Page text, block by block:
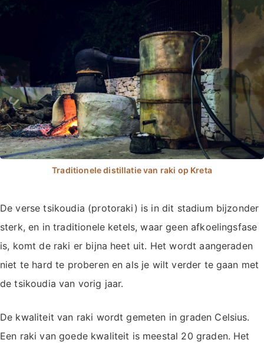
De verse tsikoudia (protoraki) is in dit stadium bijzonder
sterk, en in traditionele ketels, waar geen afkoelingsfase
is, komt de raki er bijna heet uit. Het wordt aangeraden
niet te hard te proberen en als je wilt verder te gaan met
de tsikoudia van vorig jaar.
De kwaliteit van raki wordt gemeten in graden Celsius.
Een raki van goede kwaliteit is meestal 20 graden. Het